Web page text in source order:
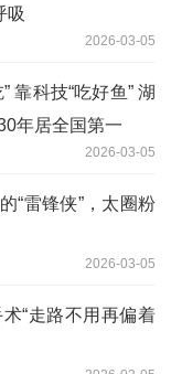
吸
2026-03-05
靠科技“吃好鱼” 湖
年居全国第一
2026-03-05
“雷锋侠”，太圈粉
2026-03-05
“走路不用再偏着